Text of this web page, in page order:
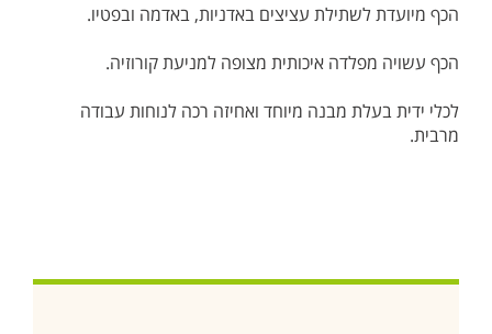
הכף מיועדת לשתילת עציצים באדניות, באדמה ובפטיו.
הכף עשויה מפלדה איכותית מצופה למניעת קורוזיה.
לכלי ידית בעלת מבנה מיוחד ואחיזה רכה לנוחות עבודה
מרבית.